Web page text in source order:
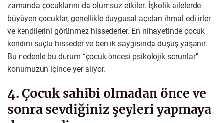
zamanda çocuklarını da olumsuz etkiler. İşkolik ailelerde
büyüyen çocuklar, genellikle duygusal açıdan ihmal edilirler
ve kendilerini görünmez hissederler. En nihayetinde çocuk
kendini suçlu hisseder ve benlik saygısında düşüş yaşanır.
Bu nedenle bu durum “çocuk öncesi psikolojik sorunlar”
konumuzun içinde yer alıyor.
4. Çocuk sahibi olmadan önce ve
sonra sevdiğiniz şeyleri yapmaya